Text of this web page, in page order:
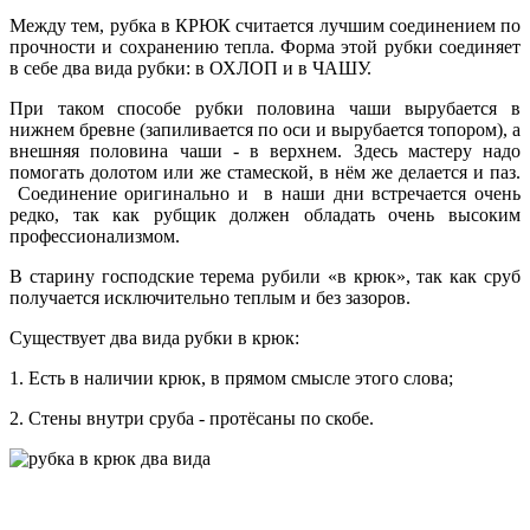
Между тем, рубка в КРЮК считается лучшим соединением по
прочности и сохранению тепла. Форма этой рубки соединяет
в себе два вида рубки: в ОХЛОП и в ЧАШУ.
При таком способе рубки половина чаши вырубается в
нижнем бревне (запиливается по оси и вырубается топором), а
внешняя половина чаши - в верхнем. Здесь мастеру надо
помогать долотом или же стамеской, в нём же делается и паз.
Соединение оригинально и в наши дни встречается очень
редко, так как рубщик должен обладать очень высоким
профессионализмом.
В старину господские терема рубили «в крюк», так как сруб
получается исключительно теплым и без зазоров.
Существует два вида рубки в крюк:
1. Есть в наличии крюк, в прямом смысле этого слова;
2. Стены внутри сруба - протёсаны по скобе.